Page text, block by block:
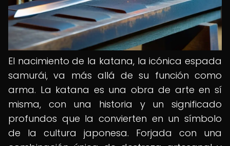
El nacimiento de la katana, la icónica espada
samurái, va más allá de su función como
arma. La katana es una obra de arte en sí
misma, con una historia y un significado
profundos que la convierten en un símbolo
de la cultura japonesa. Forjada con una